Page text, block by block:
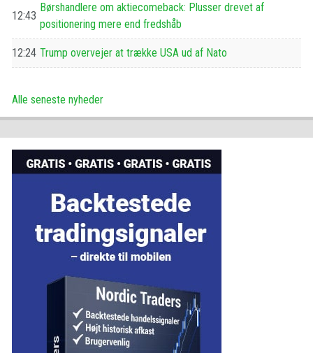
12:43
Børshandlere om aktiecomeback: Plusser drevet af
positionering mere end fredshåb
12:24 Trump overvejer at trække USA ud af Nato
Alle seneste nyheder